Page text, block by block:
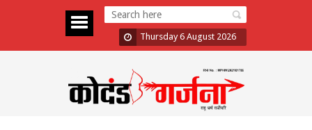
Thursday 6 August 2026